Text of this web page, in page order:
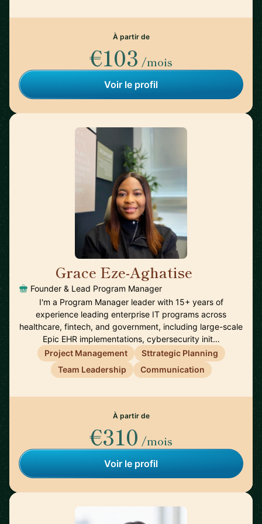
À partir de
€103 /mois
Voir le profil
Grace Eze-Aghatise
Founder & Lead Program Manager
I'm a Program Manager leader with 15+ years of
experience leading enterprise IT programs across
healthcare, fintech, and government, including large-scale
Epic EHR implementations, cybersecurity init…
Project Management
Sttrategic Planning
Team Leadership
Communication
À partir de
€310 /mois
Voir le profil